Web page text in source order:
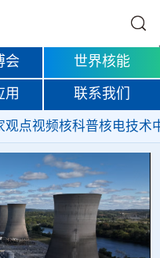
会 世界核能
用 联系我们
观点视频核科普核电技术